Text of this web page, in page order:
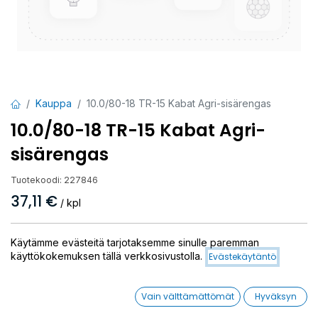
Kauppa 10.0/80-18 TR-15 Kabat Agri-sisärengas
10.0/80-18 TR-15 Kabat Agri-
sisärengas
Tuotekoodi: 227846
37,11 € / kpl
Toimittajilla (kotimaa):Saatavilla
Toimitusaika:3 arkipäivää
Lisää ostoskoriin
Käytämme evästeitä tarjotaksemme sinulle paremman
käyttökokemuksen tällä verkkosivustolla. Evästekäytäntö
Vain välttämättömät Hyväksyn